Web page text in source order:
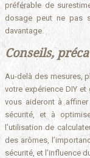
préférable de
dosage peut ne pas
davantage.
Conseils,
Au-delà des mesures,
votre expérience DIY
vous aideront à
sécurité, et à
l’utilisation de
des arômes,
sécurité, et l’influence